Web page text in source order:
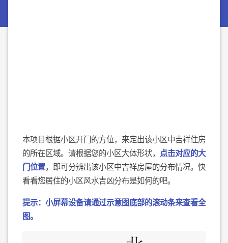
本项目根据小区开门的方位，来定出该小区中吉祥住房
的所在区域。请根据您的小区大体形状，
点击对应的大
门位置，即可分辨出该小区中吉祥房屋的分布情况。快
看看您居住的小区风水吉凶分布是如何的吧。
提示：小屏幕设备请通过示意图底部的滚动条来查看全
图。